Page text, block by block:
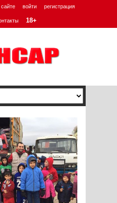
войти регистрация
18+